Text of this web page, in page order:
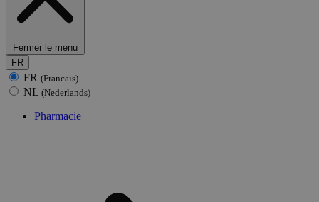
Fermer le menu
FR
FR (Francais)
NL (Nederlands)
Pharmacie